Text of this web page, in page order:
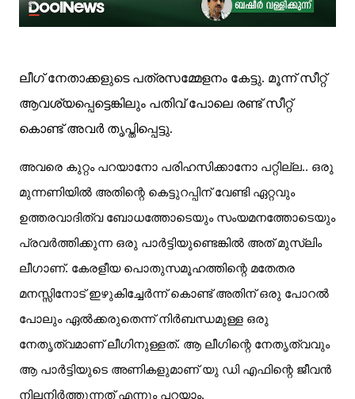
ലീഗ് നേതാക്കളുടെ പത്രസമ്മേളനം കേട്ടു. മൂന്ന് സീറ്റ്
ആവശ്യപ്പെട്ടെങ്കിലും പതിവ് പോലെ രണ്ട് സീറ്റ്
കൊണ്ട് അവർ തൃപ്തിപ്പെട്ടു.
അവരെ കുറ്റം പറയാനോ പരിഹസിക്കാനോ പറ്റില്ല.. ഒരു
മുന്നണിയിൽ അതിന്റെ കെട്ടുറപ്പിന് വേണ്ടി ഏറ്റവും
ഉത്തരവാദിത്വ ബോധത്തോടെയും സംയമനത്തോടെയും
പ്രവർത്തിക്കുന്ന ഒരു പാർട്ടിയുണ്ടെങ്കിൽ അത് മുസ്‌ലിം
ലീഗാണ്. കേരളീയ പൊതുസമൂഹത്തിന്റെ മതേതര
മനസ്സിനോട് ഇഴുകിച്ചേർന്ന് കൊണ്ട് അതിന് ഒരു പോറൽ
പോലും ഏൽക്കരുതെന്ന് നിർബന്ധമുള്ള ഒരു
നേതൃത്വമാണ് ലീഗിനുള്ളത്. ആ ലീഗിന്റെ നേതൃത്വവും
ആ പാർട്ടിയുടെ അണികളുമാണ് യു ഡി എഫിന്റെ ജീവൻ
നിലനിർത്തുന്നത് എന്നും പറയാം.